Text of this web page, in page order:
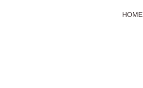
HOME